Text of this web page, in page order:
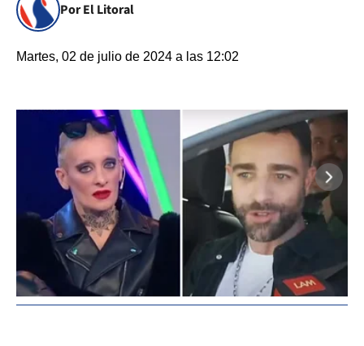
Por El Litoral
Martes, 02 de julio de 2024 a las 12:02